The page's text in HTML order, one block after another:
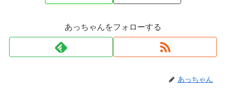
あっちゃんをフォローする
あっちゃん